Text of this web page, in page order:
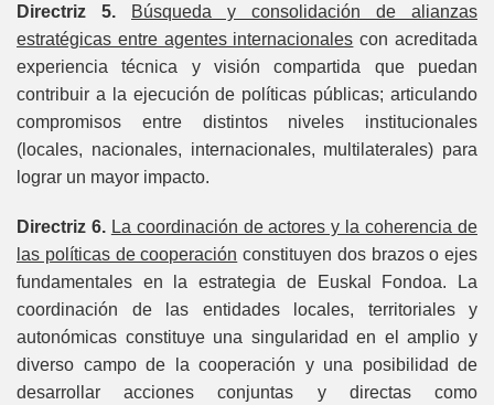
Directriz 5.
Búsqueda y consolidación de alianzas
estratégicas entre agentes internacionales con acreditada
experiencia técnica y visión compartida que puedan
contribuir a la ejecución de políticas públicas; articulando
compromisos entre distintos niveles institucionales
(locales, nacionales, internacionales, multilaterales) para
lograr un mayor impacto.
Directriz 6. La coordinación de actores y la coherencia de
las políticas de cooperación constituyen dos brazos o ejes
fundamentales en la estrategia de Euskal Fondoa. La
coordinación de las entidades locales, territoriales y
autonómicas constituye una singularidad en el amplio y
diverso campo de la cooperación y una posibilidad de
desarrollar acciones conjuntas y directas como